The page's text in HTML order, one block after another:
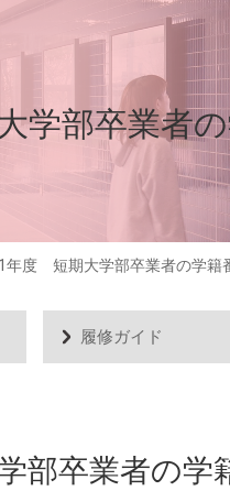
学部卒業者
年度 短期大学部卒業者の学籍
履修ガイド
部卒業者の学